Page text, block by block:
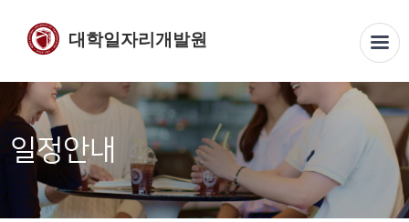
대학일자리개발원
일정안내